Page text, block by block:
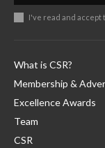
I've read and accept
What is CSR?
Membership &
Excellence Awards
Team
CSR